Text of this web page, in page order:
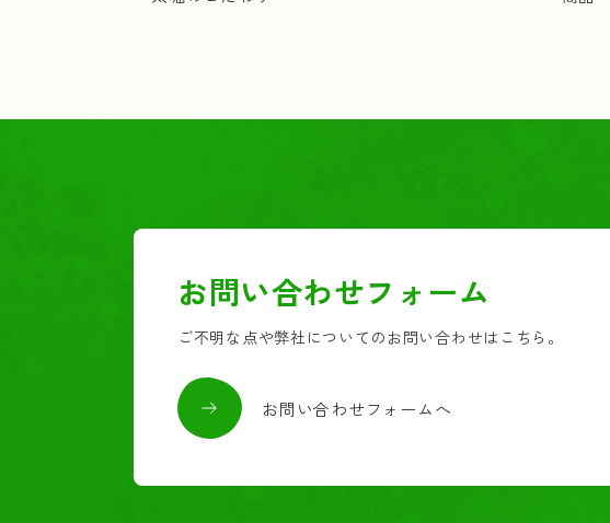
お問い合わせフォーム
ご不明な点や弊社についてのお問い合わせはこちら。
お問い合わせフォームへ